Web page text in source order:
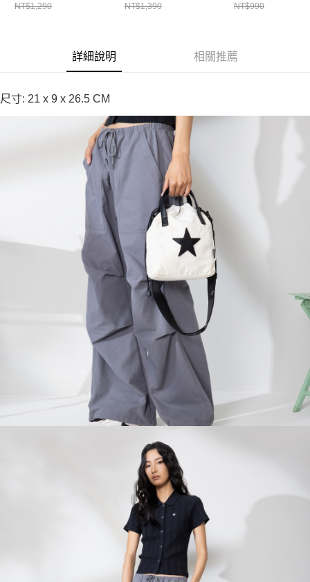
UA5953-G6M
NT$1,290
W2Y
NT$1,390 NT$990
詳細說明 相關推薦
尺寸: 21 x 9 x 26.5 CM